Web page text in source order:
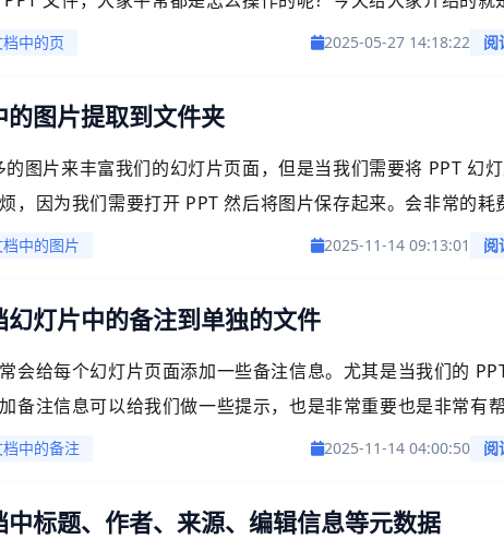
量提取 PPT 文档中的页面。
中的页 2025-05-27 14:18:22 阅
图片提取到文件夹
图片来丰富我们的幻灯片页面，但是当我们需要将 PPT 幻
，因为我们需要打开 PPT 然后将图片保存起来。会非常的耗
一种批量将 PPT 幻灯片中的图片提取到单独的文件夹的操作
中的图片 2025-11-14 09:13:01 阅
灯片中的备注到单独的文件
会给每个幻灯片页面添加一些备注信息。尤其是当我们的
备注信息可以给我们做一些提示，也是非常重要也是非常有
息提取出来，我们应该怎么做呢？
中的备注 2025-11-14 04:00:50 阅
标题、作者、来源、编辑信息等元数据